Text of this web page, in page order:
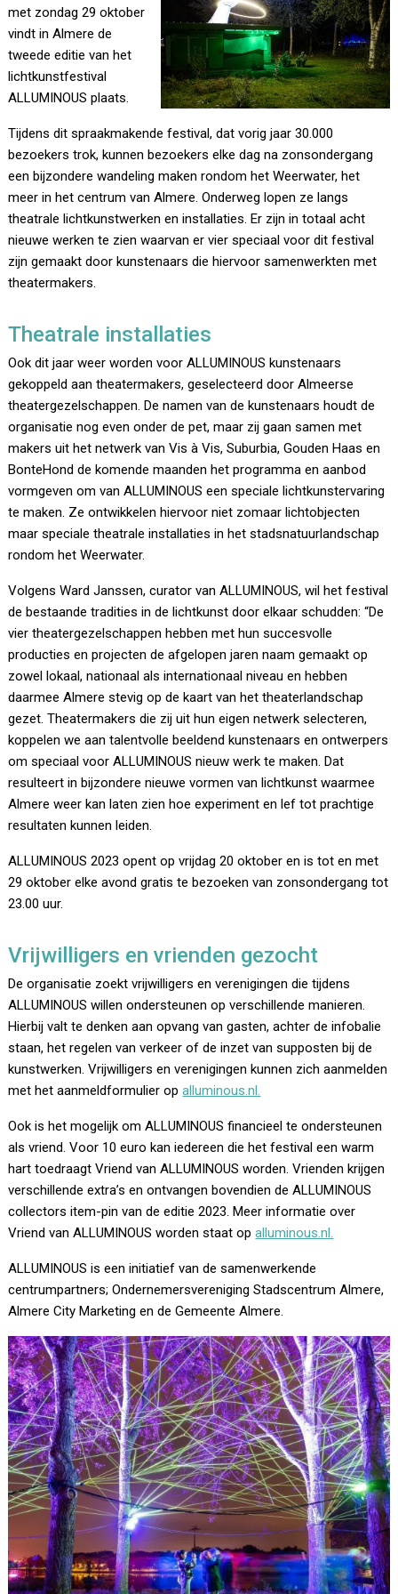
met zondag 29 oktober
vindt in Almere de
tweede editie van het
lichtkunstfestival
ALLUMINOUS plaats.
Tijdens dit spraakmakende festival, dat vorig jaar 30.000
bezoekers trok, kunnen bezoekers elke dag na zonsondergang
een bijzondere wandeling maken rondom het Weerwater, het
meer in het centrum van Almere. Onderweg lopen ze langs
theatrale lichtkunstwerken en installaties. Er zijn in totaal acht
nieuwe werken te zien waarvan er vier speciaal voor dit festival
zijn gemaakt door kunstenaars die hiervoor samenwerkten met
theatermakers.
Theatrale installaties
Ook dit jaar weer worden voor ALLUMINOUS kunstenaars
gekoppeld aan theatermakers, geselecteerd door Almeerse
theatergezelschappen. De namen van de kunstenaars houdt de
organisatie nog even onder de pet, maar zij gaan samen met
makers uit het netwerk van Vis à Vis, Suburbia, Gouden Haas en
BonteHond de komende maanden het programma en aanbod
vormgeven om van ALLUMINOUS een speciale lichtkunstervaring
te maken. Ze ontwikkelen hiervoor niet zomaar lichtobjecten
maar speciale theatrale installaties in het stadsnatuurlandschap
rondom het Weerwater.
Volgens Ward Janssen, curator van ALLUMINOUS, wil het festival
de bestaande tradities in de lichtkunst door elkaar schudden: “De
vier theatergezelschappen hebben met hun succesvolle
producties en projecten de afgelopen jaren naam gemaakt op
zowel lokaal, nationaal als internationaal niveau en hebben
daarmee Almere stevig op de kaart van het theaterlandschap
gezet. Theatermakers die zij uit hun eigen netwerk selecteren,
koppelen we aan talentvolle beeldend kunstenaars en ontwerpers
om speciaal voor ALLUMINOUS nieuw werk te maken. Dat
resulteert in bijzondere nieuwe vormen van lichtkunst waarmee
Almere weer kan laten zien hoe experiment en lef tot prachtige
resultaten kunnen leiden.
ALLUMINOUS 2023 opent op vrijdag 20 oktober en is tot en met
29 oktober elke avond gratis te bezoeken van zonsondergang tot
23.00 uur.
Vrijwilligers en vrienden gezocht
De organisatie zoekt vrijwilligers en verenigingen die tijdens
ALLUMINOUS willen ondersteunen op verschillende manieren.
Hierbij valt te denken aan opvang van gasten, achter de infobalie
staan, het regelen van verkeer of de inzet van supposten bij de
kunstwerken. Vrijwilligers en verenigingen kunnen zich aanmelden
met het aanmeldformulier opalluminous.nl.
Ook is het mogelijk om ALLUMINOUS financieel te ondersteunen
als vriend. Voor 10 euro kan iedereen die het festival een warm
hart toedraagt Vriend van ALLUMINOUS worden. Vrienden krijgen
verschillende extra’s en ontvangen bovendien de ALLUMINOUS
collectors item-pin van de editie 2023. Meer informatie over
Vriend van ALLUMINOUS worden staat opalluminous.nl.
ALLUMINOUS is een initiatief van de samenwerkende
centrumpartners; Ondernemersvereniging Stadscentrum Almere,
Almere City Marketing en de Gemeente Almere.